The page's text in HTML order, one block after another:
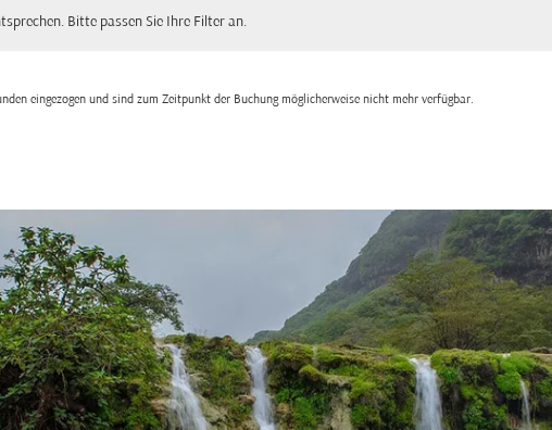
Bitte passen Sie Ihre Filter an.
eingezogen und sind zum Zeitpunkt der Buchung möglicherweise nicht mehr verfügbar.